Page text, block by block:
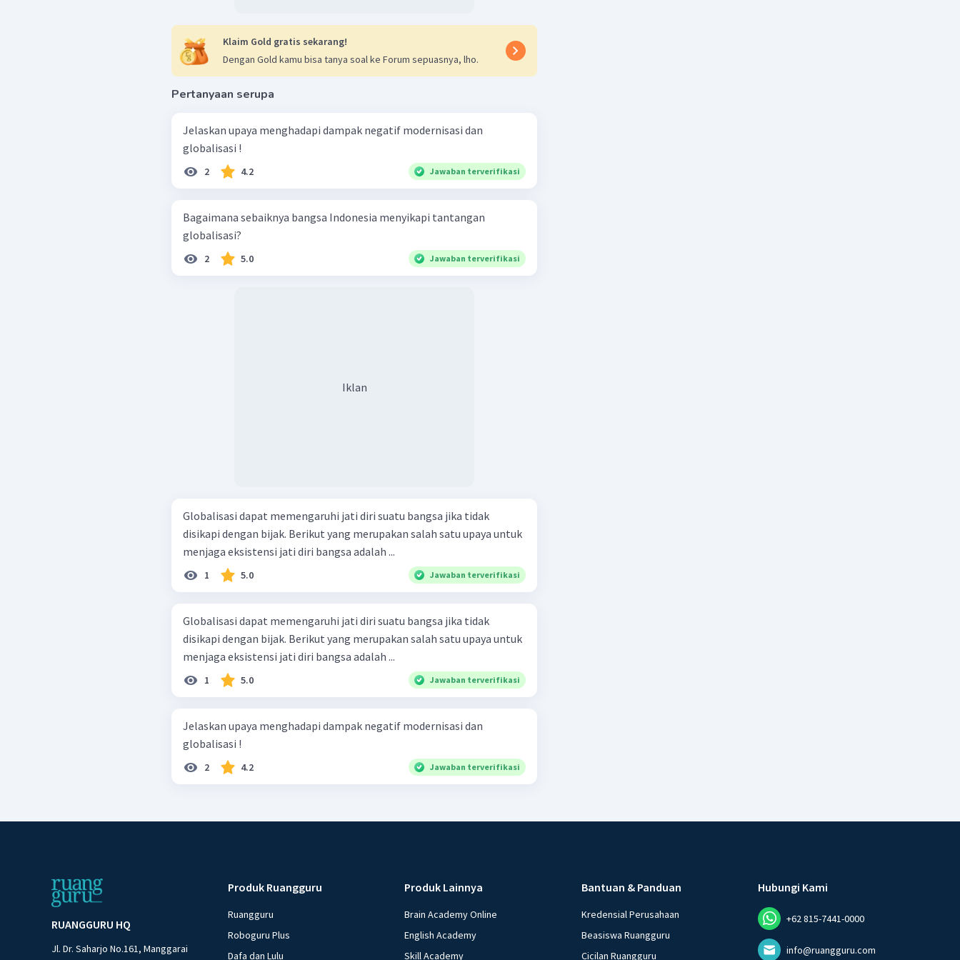
Jadi, jawaban yang tepat adalah A.
Klaim Gold gratis sekarang!
Dengan Gold kamu bisa tanya soal ke Forum sepuasnya, lho.
Pertanyaan serupa
Jelaskan upaya menghadapi dampak negatif modernisasi dan
globalisasi !
2 4.2 Jawaban terverifikasi
Bagaimana sebaiknya bangsa Indonesia menyikapi tantangan
globalisasi?
2 5.0 Jawaban terverifikasi
Iklan
Globalisasi dapat memengaruhi jati diri suatu bangsa jika tidak
disikapi dengan bijak. Berikut yang merupakan salah satu upaya untuk
menjaga eksistensi jati diri bangsa adalah ...
1 5.0 Jawaban terverifikasi
Globalisasi dapat memengaruhi jati diri suatu bangsa jika tidak
disikapi dengan bijak. Berikut yang merupakan salah satu upaya untuk
menjaga eksistensi jati diri bangsa adalah ...
1 5.0 Jawaban terverifikasi
Jelaskan upaya menghadapi dampak negatif modernisasi dan
globalisasi !
2 4.2 Jawaban terverifikasi
RUANGGURU HQ
Jl. Dr. Saharjo No.161, Manggarai
Produk Ruangguru
Ruangguru
Roboguru Plus
Dafa dan Lulu
Produk Lainnya
Brain Academy Online
English Academy
Skill Academy
Bantuan & Panduan
Kredensial Perusahaan
Beasiswa Ruangguru
Cicilan Ruangguru
Hubungi Kami
+62 815-7441-0000
info@ruangguru.com